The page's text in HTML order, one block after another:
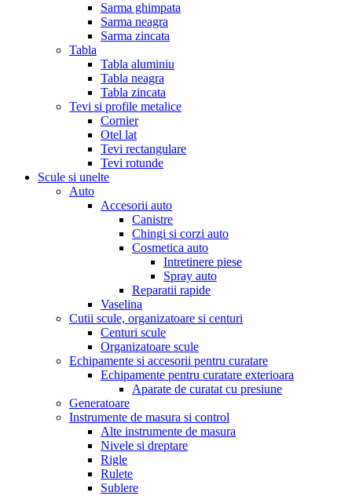
Sarma ghimpata
Sarma neagra
Sarma zincata
Tabla
Tabla aluminiu
Tabla neagra
Tabla zincata
Tevi si profile metalice
Cornier
Otel lat
Tevi rectangulare
Tevi rotunde
Scule si unelte
Auto
Accesorii auto
Canistre
Chingi si corzi auto
Cosmetica auto
Intretinere piese
Spray auto
Reparatii rapide
Vaselina
Cutii scule, organizatoare si centuri
Centuri scule
Organizatoare scule
Echipamente si accesorii pentru curatare
Echipamente pentru curatare exterioara
Aparate de curatat cu presiune
Generatoare
Instrumente de masura si control
Alte instrumente de masura
Nivele si dreptare
Rigle
Rulete
Sublere